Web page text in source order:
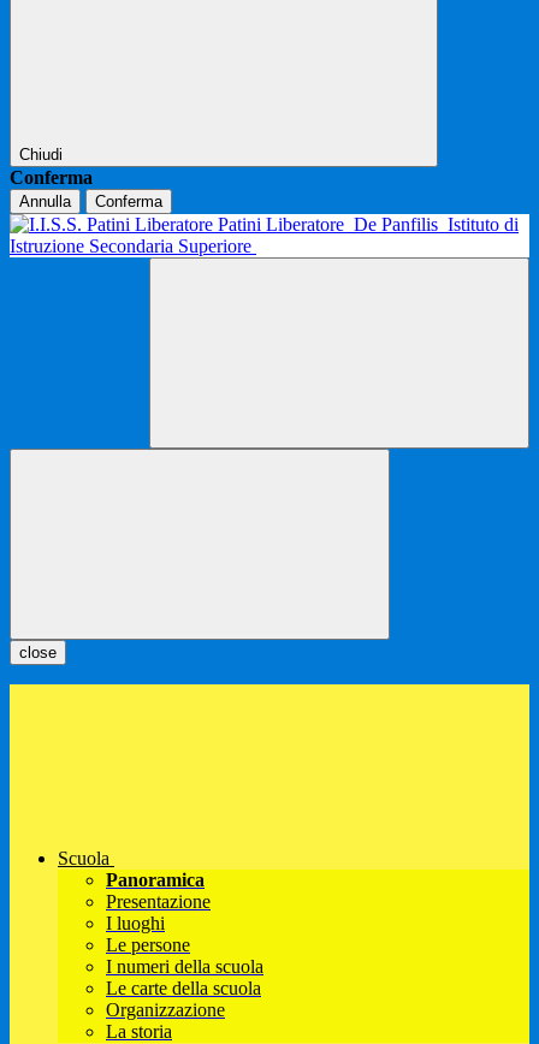
Chiudi
Conferma
Annulla Conferma
Patini Liberatore De Panfilis Istituto di
Istruzione Secondaria Superiore
close
Scuola
Panoramica
Presentazione
I luoghi
Le persone
I numeri della scuola
Le carte della scuola
Organizzazione
La storia